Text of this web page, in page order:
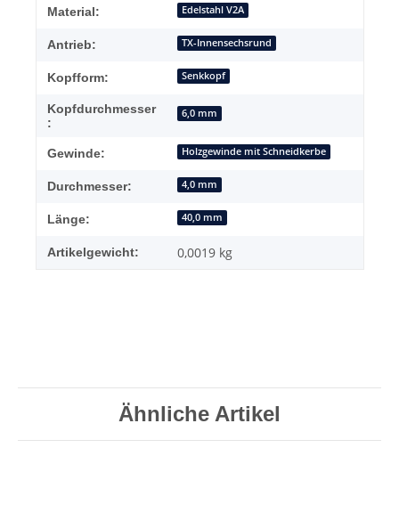
Produkteigenschaft
Wert
Material: Edelstahl V2A
Antrieb: TX-Innensechsrund
Kopfform: Senkkopf
Kopfdurchmesser
:
6,0 mm
Gewinde: Holzgewinde mit Schneidkerbe
Durchmesser: 4,0 mm
Länge: 40,0 mm
Artikelgewicht: 0,0019 kg
Ähnliche Artikel